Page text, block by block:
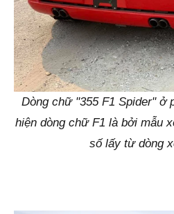
Dòng chữ "355 F1 Spider" ở
hiện dòng chữ F1 là bởi mẫu
số lấy từ dòng